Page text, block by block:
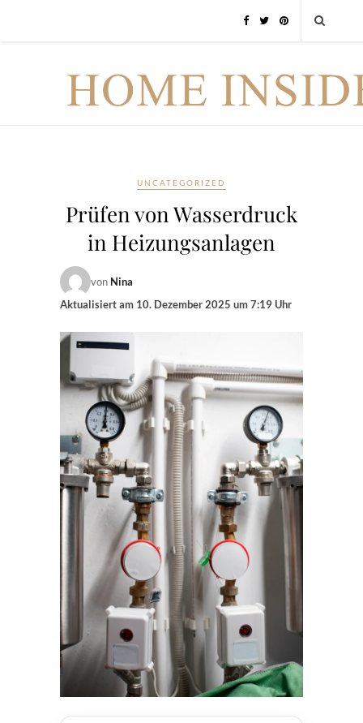
UNCATEGORIZED
Prüfen von Wasserdruck
in Heizungsanlagen
von Nina
Aktualisiert am 10. Dezember 2025 um 7:19 Uhr